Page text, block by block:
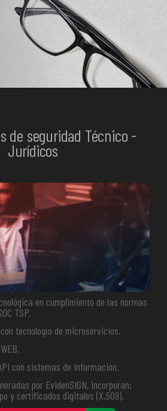
de seguridad Técnico -
Jurídicos
en cumplimiento de las normas
TSP.
tecnología de microservicios.
con sistemas de información.
por EvidenSIGN, incorporan:
y certificados digitales (X.509).